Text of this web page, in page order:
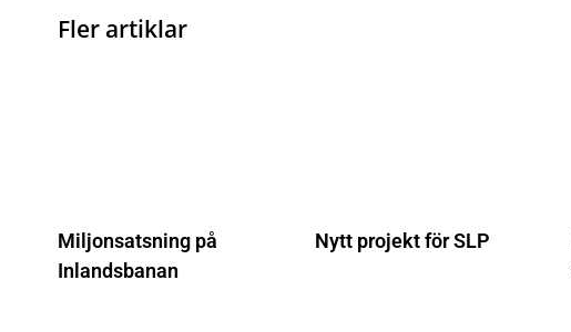
Fler artiklar
Miljonsatsning på
Inlandsbanan
Nytt projekt för SLP